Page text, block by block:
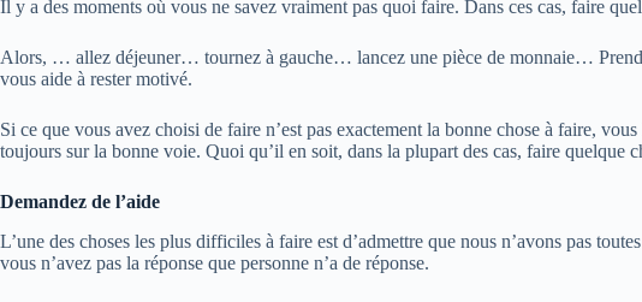
Il y a des moments où vous ne savez vraiment pas quoi faire. Dans ces cas, faire
Alors, … allez déjeuner… tournez à gauche… lancez une pièce de monnaie…
vous aide à rester motivé.
Si ce que vous avez choisi de faire n’est pas exactement la bonne chose à faire,
toujours sur la bonne voie. Quoi qu’il en soit, dans la plupart des cas, faire
Demandez de l’aide
L’une des choses les plus difficiles à faire est d’admettre que nous n’avons pas
vous n’avez pas la réponse que personne n’a de réponse.